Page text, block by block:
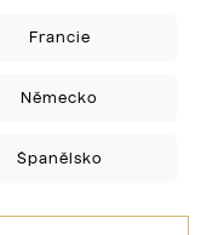
Francie
Německo
Španělsko